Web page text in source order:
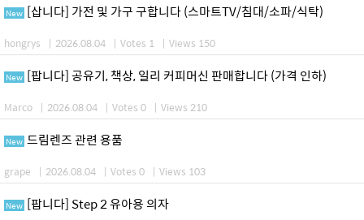
New [삽니다] 가전 및 가구 구합니다 (스마트TV/침대/소파/식탁)
hongrys | 2026.08.04 | Votes 1 | Views 150
New [팝니다] 공유기, 책상, 일리 커피머신 판매합니다 (가격 인하)
Marco | 2026.08.04 | Votes 0 | Views 210
New 드림렌즈 관련 용품
grape | 2026.08.04 | Votes 0 | Views 103
New [팝니다] Step 2 유아용 의자